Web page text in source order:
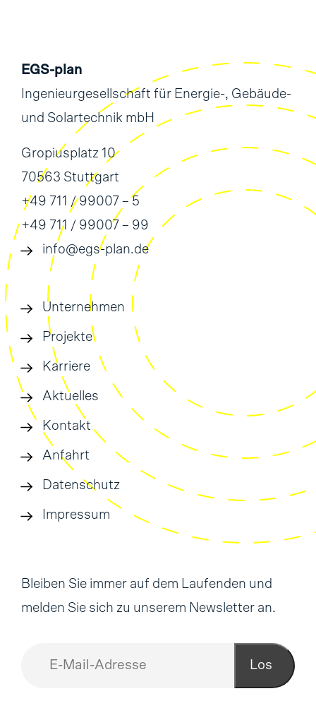
EGS-plan
Ingenieurgesellschaft für Energie-, Gebäude-
und Solartechnik mbH
Gropiusplatz 10
70563 Stuttgart
+49 711 / 99007 – 5
+49 711 / 99007 – 99
info@egs-plan.de
Unternehmen
Projekte
Karriere
Aktuelles
Kontakt
Anfahrt
Datenschutz
Impressum
Bleiben Sie immer auf dem Laufenden und
melden Sie sich zu unserem Newsletter an.
Los